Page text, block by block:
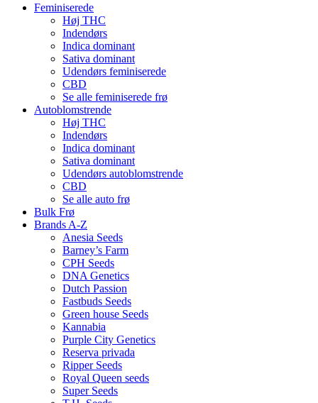
Feminiserede
Høj THC
Indendørs
Indica dominant
Sativa dominant
Udendørs feminiserede
CBD
Se alle feminiserede frø
Autoblomstrende
Høj THC
Indendørs
Indica dominant
Sativa dominant
Udendørs autoblomstrende
CBD
Se alle auto frø
Bulk Frø
Brands A-Z
Anesia Seeds
Barney’s Farm
CPH Seeds
DNA Genetics
Dutch Passion
Fastbuds Seeds
Green house Seeds
Kannabia
Purple City Genetics
Reserva privada
Ripper Seeds
Royal Queen seeds
Super Seeds